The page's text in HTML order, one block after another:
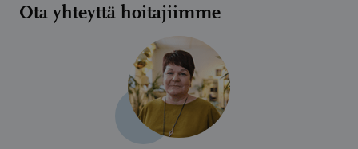
Ota yhteyttä hoitajiimme